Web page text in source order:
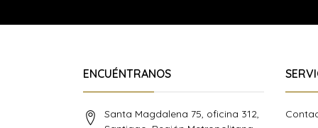
ENCUÉNTRANOS
Santa Magdalena 75, oficina 312,